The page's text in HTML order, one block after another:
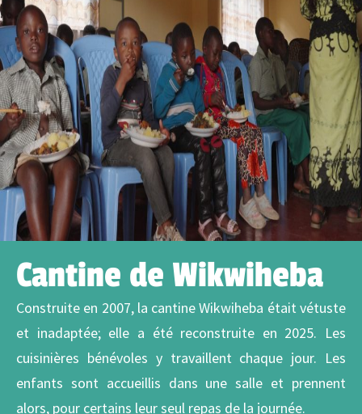
Cantine de Wikwiheba
Construite en 2007, la cantine Wikwiheba était vétuste
et inadaptée; elle a été reconstruite en 2025. Les
cuisinières bénévoles y travaillent chaque jour. Les
enfants sont accueillis dans une salle et prennent
alors, pour certains leur seul repas de la journée.